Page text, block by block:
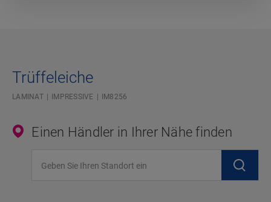
Trüffeleiche
LAMINAT IMPRESSIVE IM8256
Einen Händler in Ihrer Nähe finden